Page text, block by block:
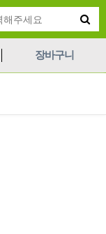
장바구니